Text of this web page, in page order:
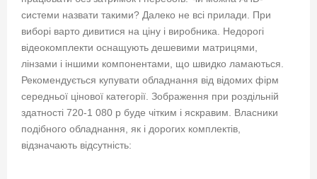
системи назвати такими? Далеко не всі прилади. При
виборі варто дивитися на ціну і виробника. Недорогі
відеокомплекти оснащують дешевими матрицями,
лінзами і іншими компонентами, що швидко ламаються.
Рекомендується купувати обладнання від відомих фірм
середньої цінової категорії. Зображення при роздільній
здатності 720-1 080 р буде чітким і яскравим. Власники
подібного обладнання, як і дорогих комплектів,
відзначають відсутність: